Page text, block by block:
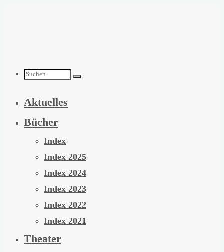
Suchen
nach:
Aktuelles
Bücher
Index
Index 2025
Index 2024
Index 2023
Index 2022
Index 2021
Theater